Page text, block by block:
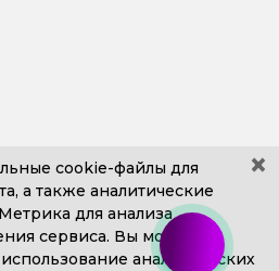
10+7 (4812) 302-606
Пн. – Пт. с 9:00 до 18:00
×
cookie-файлы для
а также аналитические
для анализа
сервиса. Вы можете
аналитических